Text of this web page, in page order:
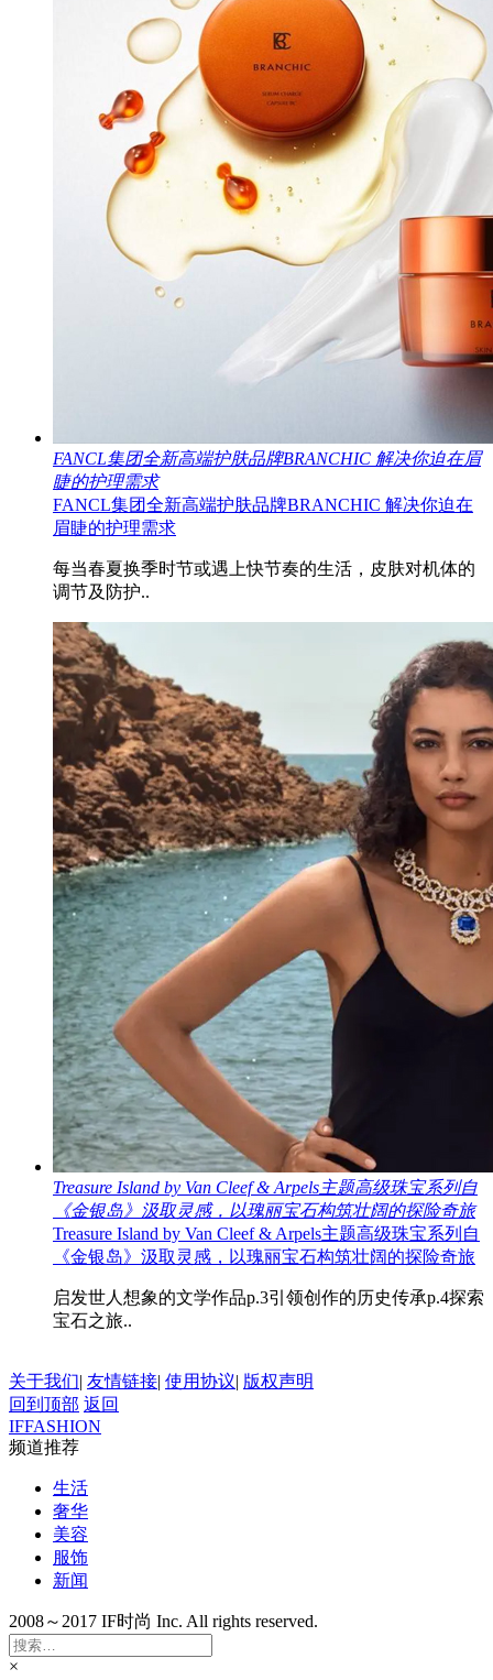
FANCL集团全新高端护肤品牌BRANCHIC 解决你迫在眉
睫的护理需求
FANCL集团全新高端护肤品牌BRANCHIC 解决你迫在
眉睫的护理需求
每当春夏换季时节或遇上快节奏的生活，皮肤对机体的
调节及防护..
Treasure Island by Van Cleef & Arpels主题高级珠宝系列自
《金银岛》汲取灵感，以瑰丽宝石构筑壮阔的探险奇旅
Treasure Island by Van Cleef & Arpels主题高级珠宝系列自
《金银岛》汲取灵感，以瑰丽宝石构筑壮阔的探险奇旅
启发世人想象的文学作品p.3引领创作的历史传承p.4探索
宝石之旅..
关于我们| 友情链接| 使用协议| 版权声明
回到顶部 返回
IFFASHION
频道推荐
生活
奢华
美容
服饰
新闻
2008～2017 IF时尚 Inc. All rights reserved.
×